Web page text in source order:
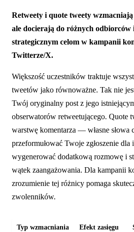
Retweety i quote tweety
ale docierają do różnych odbiorców
strategicznym celom w kampanii
Twitterze/X.
Większość uczestników traktuje
tweetów jako równoważne. Tak nie
Twój oryginalny post z jego
obserwatorów retweetującego. Quote
warstwę komentarza — własne
przeformułować Twoje zgłoszenie
wygenerować dodatkową rozmowę i
wątek zaangażowania. Dla kampanii
zrozumienie tej różnicy pomaga
zwolenników.
Typ wzmacniania Efekt zasięgu